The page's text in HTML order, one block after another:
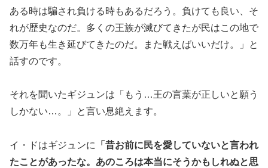
ある時は騙され負ける時もあるだろう。負けても良い、そ
れが歴史なのだ。多くの王族が滅びてきたが民はこの地で
数万年も生き延びてきたのだ。また戦えばいいだけ。」と
話すのです。
それを聞いたギジュンは「もう…王の言葉が正しいと願う
しかない…。」と言い息絶えます。
イ・ドはギジュンに
「昔お前に民を愛していないと言われ
たことがあったな。あのころは本当にそうかもしれぬと思